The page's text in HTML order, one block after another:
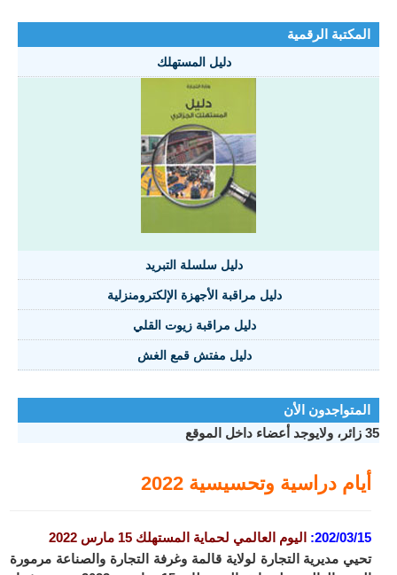
المكتبة الرقمية
دليل المستهلك
دليل سلسلة التبريد
دليل مراقبة الأجهزة الإلكترومنزلية
دليل مراقبة زيوت القلي
دليل مفتش قمع الغش
المتواجدون الأن
35 زائر، ولايوجد أعضاء داخل الموقع
أيام دراسية وتحسيسية 2022
202/03/15
: اليوم العالمي لحماية المستهلك 15 مارس 2022
تحيي مديرية التجارة لولاية قالمة وغرفة التجارة والصناعة مرمورة